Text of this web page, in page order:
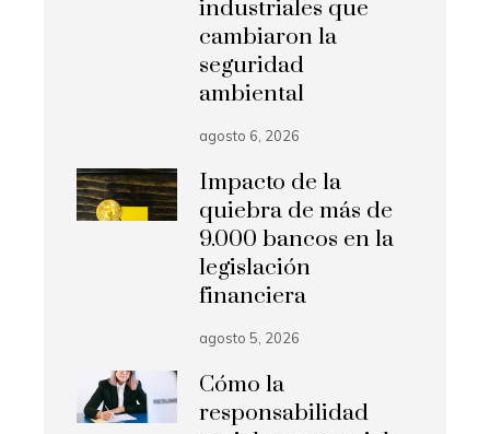
industriales que
cambiaron la
seguridad
ambiental
agosto 6, 2026
Impacto de la
quiebra de más de
9.000 bancos en la
legislación
financiera
agosto 5, 2026
Cómo la
responsabilidad